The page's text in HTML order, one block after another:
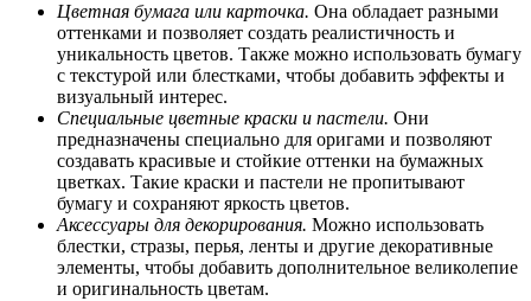
Цветная бумага или карточка. Она обладает разными
оттенками и позволяет создать реалистичность и
уникальность цветов. Также можно использовать бумагу
с текстурой или блестками, чтобы добавить эффекты и
визуальный интерес.
Специальные цветные краски и пастели. Они
предназначены специально для оригами и позволяют
создавать красивые и стойкие оттенки на бумажных
цветках. Такие краски и пастели не пропитывают
бумагу и сохраняют яркость цветов.
Аксессуары для декорирования. Можно использовать
блестки, стразы, перья, ленты и другие декоративные
элементы, чтобы добавить дополнительное великолепие
и оригинальность цветам.